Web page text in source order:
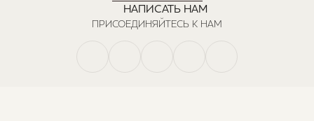
НАПИСАТЬ НАМ
ПРИСОЕДИНЯЙТЕСЬ К НАМ